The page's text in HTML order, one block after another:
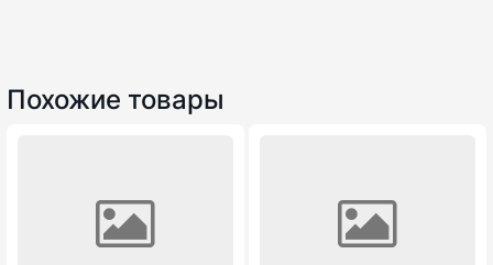
Похожие товары